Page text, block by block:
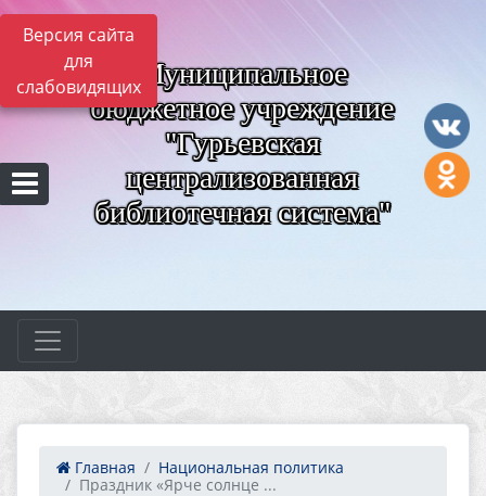
Версия сайта
для
слабовидящих Муниципальное
бюджетное учреждение
"Гурьевская
централизованная
библиотечная система"
Главная
Национальная политика
Праздник «Ярче солнце ...